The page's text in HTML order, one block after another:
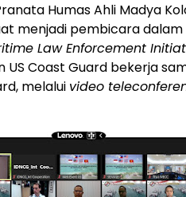
Humas Ahli Madya
menjadi pembicara
Law Enforcement
US Coast Guard bekerja
melalui video